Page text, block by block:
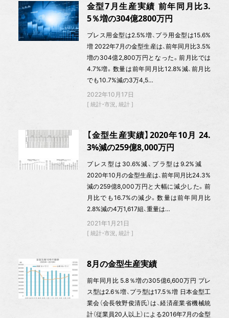
金型7月生産実績 前年同月比3.
5％増の304億2800万円
プレス用金型は2.5%増、プラ用金型は15.6%
増 2022年7月の金型生産は、前年同月比3.5%
増の304億2,800万円となった。前月比では
4.7%増。数量は前年同月比12.8%減、前月比
でも10.7%減の3万4,5…
2022年10月17日
統計・市況 統計
【金型生産実績】2020年10月 24.
3%減の259億8,000万円
プレス型は30.6%減、プラ型は9.2%減
2020年10月の金型生産は、前年同月比24.3%
減の259億8,000万円と大幅に減少した。前
月比でも16.7%の減少。数量は前年同月比
2.8%減の4万1,617組、重量は…
2021年1月21日
統計・市況 統計
8月の金型生産実績
前年同月比 5.8％増の305億6,600万円 プレ
ス型は2.6％増、プラ型は17.5％増 日本金型工
業会（会長牧野俊清氏）は、経済産業省機械統
計（従業員20人以上）による2016年7月の金型